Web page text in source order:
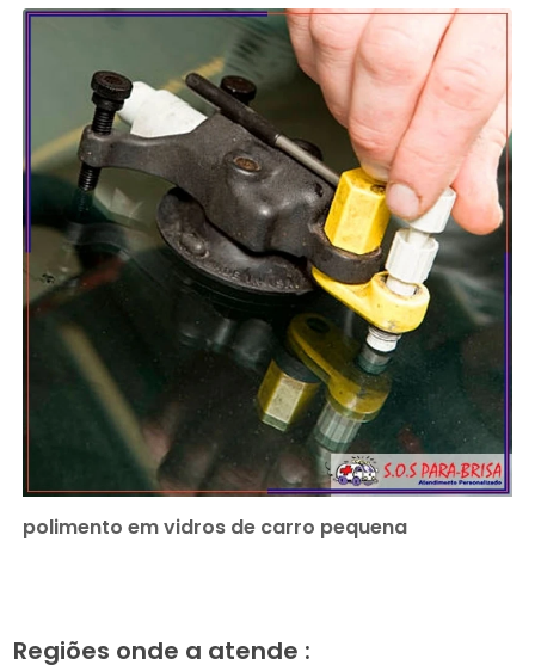
polimento em vidros de carro pequena
Regiões onde a atende :